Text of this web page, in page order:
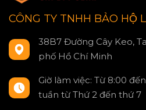
CÔNG TY TNHH BẢO HỘ
38B7 Đường Cây Keo,
phố Hồ Chí Minh
Giờ làm việc: Từ 8:00
tuần từ Thứ 2 đến thứ 7